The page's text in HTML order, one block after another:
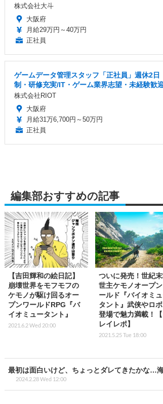
株式会社大斗
大阪府
月給29万円～40万円
正社員
ゲームデータ管理スタッフ「正社員」週休2日
制・研修充実/IT・ゲーム業界志望・未経験歓
株式会社RIOT
大阪府
月給31万6,700円～50万円
正社員
編集部おすすめの記事
【吉田輝和の絵日記】
崩壊世界をモフモフの
ケモノが駆け回るオー
プンワールドRPG『バ
イオミュータント』
2021.6.2 Wed 20:00
ついに発売！世紀
世主ケモノオープ
ールド『バイオミ
タント』武侠やロ
登場で魅力満載！
レイレポ】
2021.5.25 Tue 18:00
最初は面白いけど、ちょっとダレてきたかな…
2024.2.28 Wed 12:00